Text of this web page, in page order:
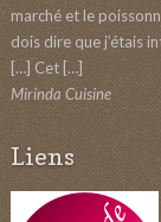
marché et le
dois dire que j’étais
[…] Cet […]
Mirinda Cuisine
Liens